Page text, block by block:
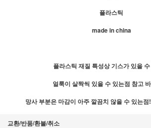
플라스틱
made in china
플라스틱 재질 특성상 기스가 있을
얼룩이 살짝씩 있을 수 있는점 참고
망사 부분은 마감이 아주 깔끔치 않을 수 있는
교환/반품/환불/취소